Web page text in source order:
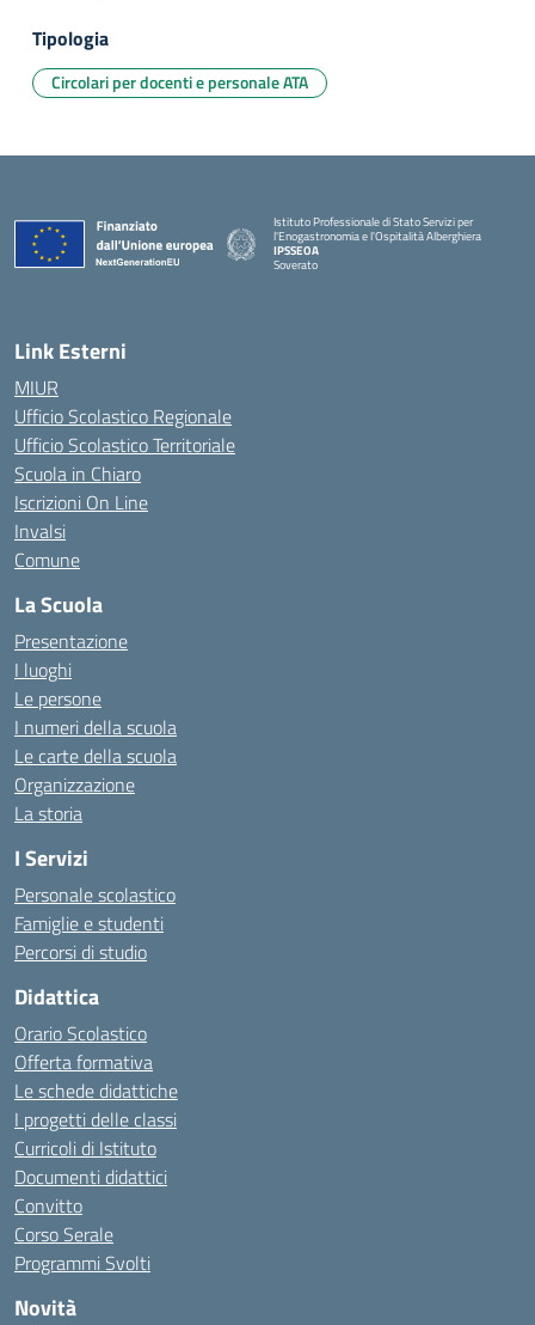
Tipologia
Circolari per docenti e personale ATA
Istituto Professionale di Stato Servizi per
l'Enogastronomia e l'Ospitalità Alberghiera
IPSSEOA
Soverato
Link Esterni
MIUR
Ufficio Scolastico Regionale
Ufficio Scolastico Territoriale
Scuola in Chiaro
Iscrizioni On Line
Invalsi
Comune
La Scuola
Presentazione
I luoghi
Le persone
I numeri della scuola
Le carte della scuola
Organizzazione
La storia
I Servizi
Personale scolastico
Famiglie e studenti
Percorsi di studio
Didattica
Orario Scolastico
Offerta formativa
Le schede didattiche
I progetti delle classi
Curricoli di Istituto
Documenti didattici
Convitto
Corso Serale
Programmi Svolti
Novità